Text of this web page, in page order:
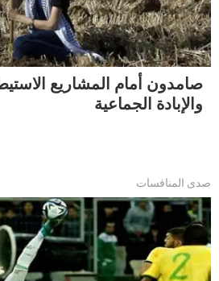
صامدون أمام المشاريع
والإبادة الجماعية
صدى المنافسات